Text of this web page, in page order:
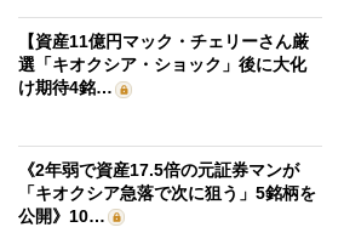
【資産11億円マック・チェリーさん厳
選「キオクシア・ショック」後に大化
け期待4銘…
《2年弱で資産17.5倍の元証券マンが
「キオクシア急落で次に狙う」5銘柄を
公開》10…